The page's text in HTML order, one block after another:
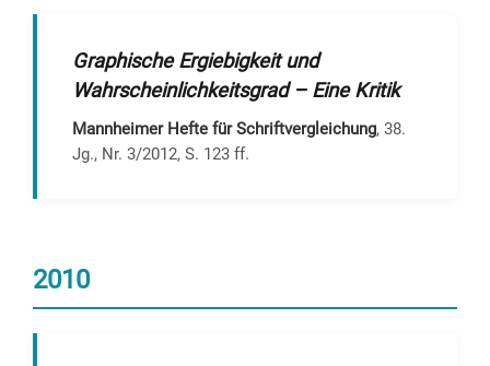
Graphische Ergiebigkeit und
Wahrscheinlichkeitsgrad – Eine Kritik
Mannheimer Hefte für Schriftvergleichung, 38.
Jg., Nr. 3/2012, S. 123 ff.
2010